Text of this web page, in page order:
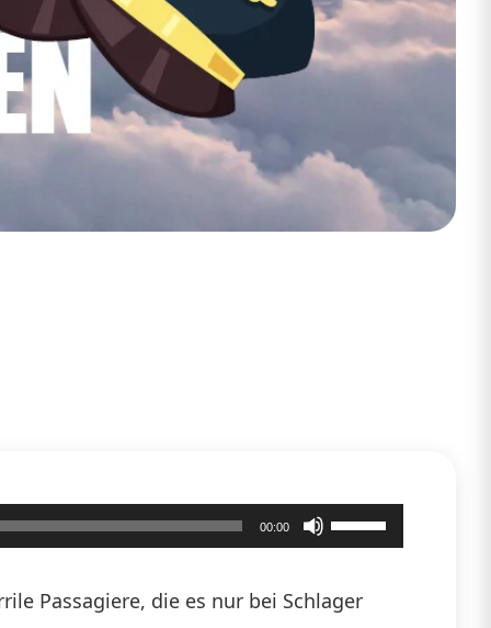
00:00
Pfeiltasten
Passagiere, die es nur bei Schlager